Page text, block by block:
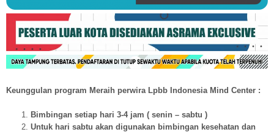
Keunggulan program Meraih perwira Lpbb Indonesia Mind Center :
Bimbingan setiap hari 3-4 jam ( senin – sabtu )
Untuk hari sabtu akan digunakan bimbingan kesehatan dan